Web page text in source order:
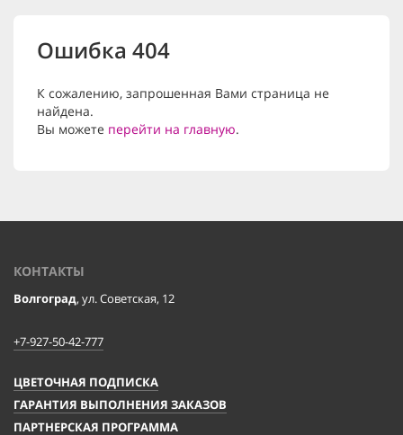
Ошибка 404
К сожалению, запрошенная Вами страница не
найдена.
Вы можете перейти на главную.
КОНТАКТЫ
Волгоград, ул. Советская, 12
+7-927-50-42-777
ЦВЕТОЧНАЯ ПОДПИСКА
ГАРАНТИЯ ВЫПОЛНЕНИЯ ЗАКАЗОВ
ПАРТНЕРСКАЯ ПРОГРАММА